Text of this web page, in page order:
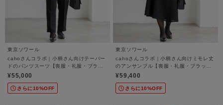
東京ソワール
cahoさんコラボ｜小柄さん向けテーパー
ドのパンツスーツ【喪服・礼服・ブラッ
クフォーマル・セレモニー・学校行事・
¥55,000
さらに10%OFF
東京ソワール
cahoさんコラボ｜小柄さん向けミモレ丈
のアンサンブル【喪服・礼服・ブラック
フォーマル・セレモニー・学校行事・卒
¥59,400
さらに10%OFF